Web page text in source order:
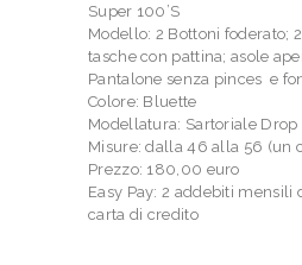
Super 100’S
Modello: 2 Bottoni foderato;
tasche con pattina; asole
Pantalone senza pinces e
Colore: Bluette
Modellatura: Sartoriale Drop
Misure: dalla 46 alla 56 (un
Prezzo: 180,00 euro
Easy Pay: 2 addebiti mensili
carta di credito